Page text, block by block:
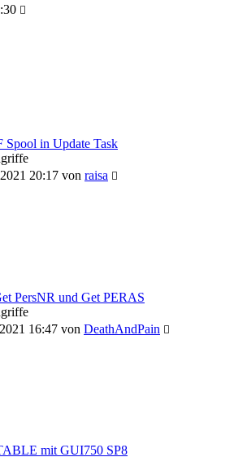
Spool in Update Task
20:17 von raisa
PersNR und Get PERAS
16:47 von DeathAndPain
mit GUI750 SP8